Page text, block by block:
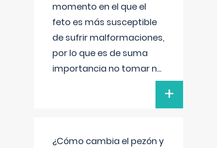
momento en el que el
feto es más susceptible
de sufrir malformaciones,
por lo que es de suma
importancia no tomar n...
+
¿Cómo cambia el pezón y